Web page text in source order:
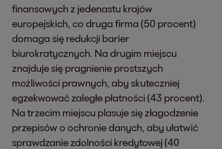
finansowych z jedenastu krajów
europejskich, co druga firma (50 procent)
domaga się redukcji barier
biurokratycznych. Na drugim miejscu
znajduje się pragnienie prostszych
możliwości prawnych, aby skuteczniej
egzekwować zaległe płatności (43 procent).
Na trzecim miejscu plasuje się złagodzenie
przepisów o ochronie danych, aby ułatwić
sprawdzanie zdolności kredytowej (40